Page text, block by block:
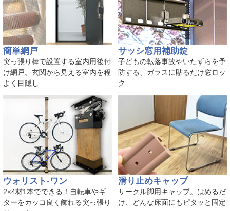
簡単網戸
突っ張り棒で設置する室内用後付
け網戸。玄関から見える室内を程
よく目隠し
サッシ窓用補助錠
子どもの転落事故やいたずらを予
防する、ガラスに貼るだけ窓ロッ
ク
ウォリスト-ワン
2×4材1本でできる！自転車やギ
ターをカッコ良く飾れる突っ張り
滑り止めキャップ
サークル脚用キャップ。はめるだ
け、どんな床面にもピタッと固定